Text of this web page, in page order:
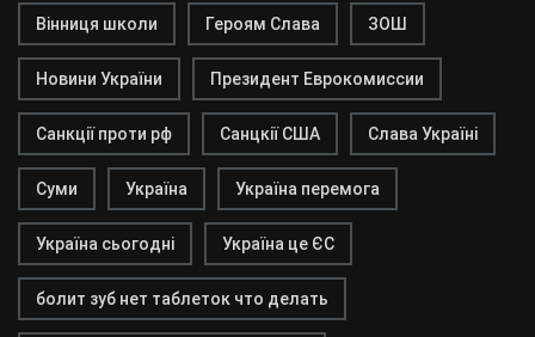
Вінниця школи Героям Слава ЗОШ
Новини України Президент Еврокомиссии
Санкції проти рф Санцкії США Слава Україні
Суми Україна Україна перемога
Україна сьогодні Україна це ЄС
болит зуб нет таблеток что делать